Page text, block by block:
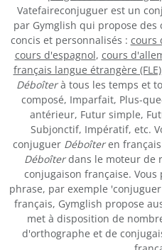
Vatefaireconjuguer est un
par Gymglish qui propose des
concis et personnalisés : cours
cours d'espagnol, cours
français langue étrangère (FLE)
Déboîterà tous les temps et
composé, Imparfait, Plus-
antérieur, Futur simple,
Subjonctif, Impératif, etc.
conjuguer Déboîteren français
Déboîterdans le moteur de
conjugaison française.
phrase, par exemple
français, Gymglish propose
met à disposition de
d'orthographe et de